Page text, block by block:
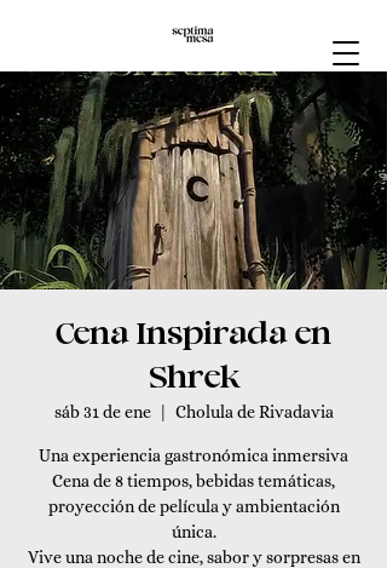
Cena Inspirada en
Shrek
sáb 31 de ene
  |
Cholula de Rivadavia
Una experiencia gastronómica inmersiva
Cena de 8 tiempos, bebidas temáticas,
proyección de película y ambientación
única.
Vive una noche de cine, sabor y sorpresas en